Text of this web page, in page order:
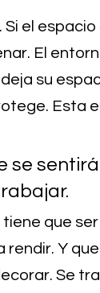
el espacio
El
su
Esta
se
que
Y
Se